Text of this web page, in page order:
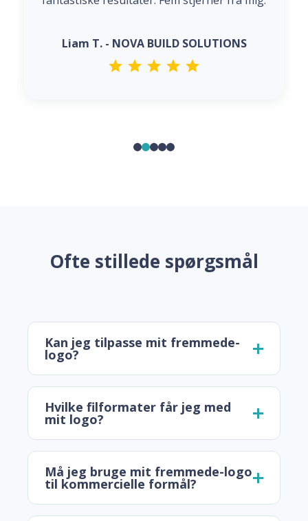
Liam T. - NOVA BUILD SOLUTIONS
Ofte stillede spørgsmål
Kan jeg tilpasse mit fremmede-
logo?
Hvilke filformater får jeg med
mit logo?
Må jeg bruge mit fremmede-logo
til kommercielle formål?